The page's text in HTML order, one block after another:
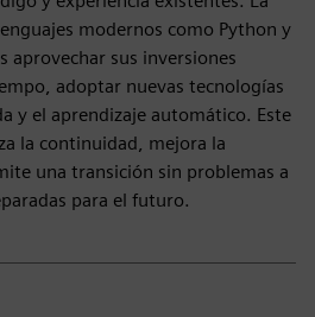
modernos como Python y
aprovechar sus inversiones
adoptar nuevas tecnologías
y el aprendizaje automático. Este
la continuidad, mejora la
una transición sin problemas a
para el futuro.